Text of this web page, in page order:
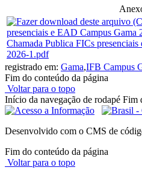
Chamada Publica FICs
2026-1.pdf
registrado em: Gama,IFB Campus
Fim do conteúdo da página
Voltar para o topo
Início da navegação de rodapé Fim
Desenvolvido com o CMS de
Fim do conteúdo da página
Voltar para o topo